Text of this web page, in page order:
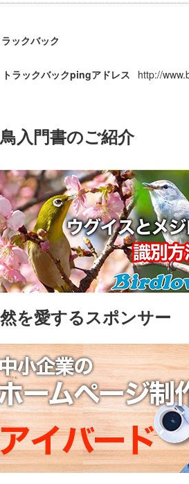
ラックバック
トラックバックpingアドレス http://
入門書のご紹介
を愛するスポンサー